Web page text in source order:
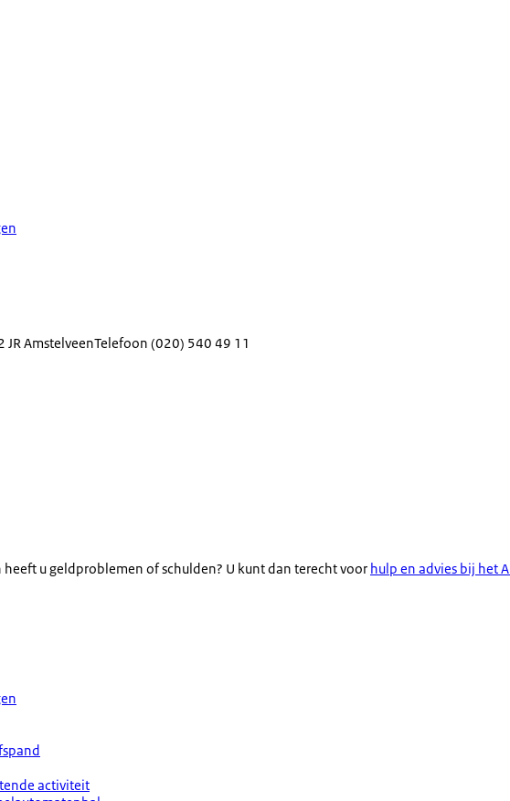
JR AmstelveenTelefoon (020) 540 49 11
u geldproblemen of schulden? U kunt dan terecht voor hulp en advies bij het
activiteit